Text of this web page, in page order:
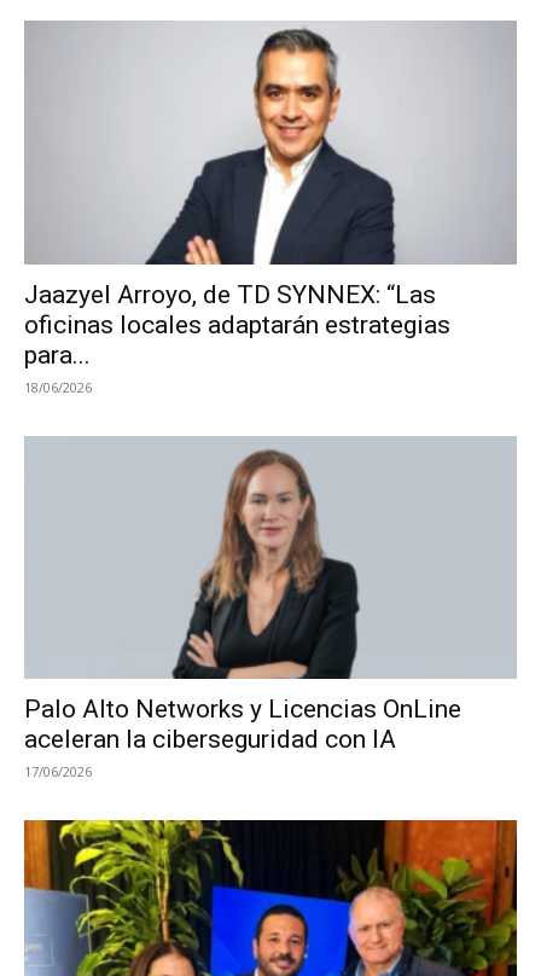
Jaazyel Arroyo, de TD SYNNEX: “Las
oficinas locales adaptarán estrategias
para...
18/06/2026
Palo Alto Networks y Licencias OnLine
aceleran la ciberseguridad con IA
17/06/2026